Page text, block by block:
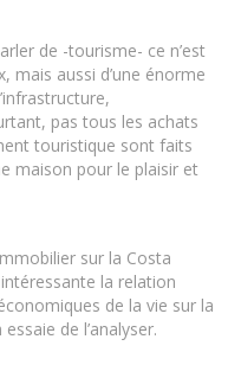
de -tourisme- ce n’est
mais aussi d’une énorme
pas tous les achats
touristique sont faits
maison pour le plaisir et
sur la Costa
la relation
de la vie sur la
de l’analyser.